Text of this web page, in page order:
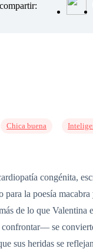
compartir:
Chica buena
congénita,
la poesía
de lo que
se
sus heridas se